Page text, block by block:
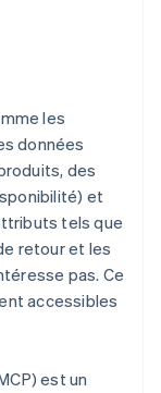
les
données
des
et
tels que
retour et les
pas. Ce
accessibles
est un